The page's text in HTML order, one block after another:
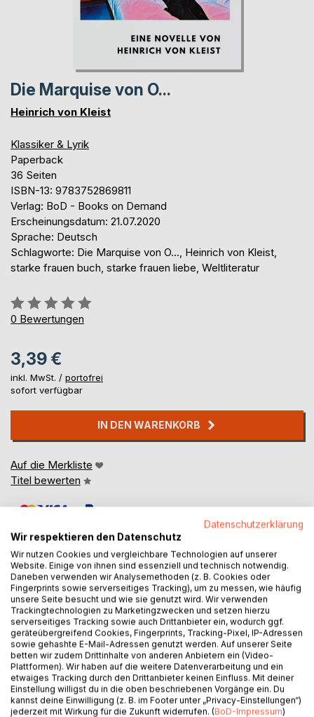
Die Marquise von O...
Heinrich von Kleist
Klassiker & Lyrik
Paperback
36 Seiten
ISBN-13: 9783752869811
Verlag: BoD - Books on Demand
Erscheinungsdatum: 21.07.2020
Sprache: Deutsch
Schlagworte: Die Marquise von O..., Heinrich von Kleist,
starke frauen buch, starke frauen liebe, Weltliteratur
Bewertung::
0%
0 Bewertungen
3,39 €
inkl. MwSt. / portofrei
sofort verfügbar
IN DEN WARENKORB
Auf die Merkliste
Titel bewerten
BESCHREIBUNG
Die spannende Geschichte einer starken Frau. Weltliteratur.
AUTOR/IN
PRESSESTIMMEN
Datenschutzerklärung
Wir respektieren den Datenschutz
Wir nutzen Cookies und vergleichbare Technologien auf unserer
Website. Einige von ihnen sind essenziell und technisch notwendig.
Daneben verwenden wir Analysemethoden (z. B. Cookies oder
Fingerprints sowie serverseitiges Tracking), um zu messen, wie häufig
unsere Seite besucht und wie sie genutzt wird. Wir verwenden
Trackingtechnologien zu Marketingzwecken und setzen hierzu
serverseitiges Tracking sowie auch Drittanbieter ein, wodurch ggf.
geräteübergreifend Cookies, Fingerprints, Tracking-Pixel, IP-Adressen
sowie gehashte E-Mail-Adressen genutzt werden. Auf unserer Seite
betten wir zudem Drittinhalte von anderen Anbietern ein (Video-
Plattformen). Wir haben auf die weitere Datenverarbeitung und ein
etwaiges Tracking durch den Drittanbieter keinen Einfluss. Mit deiner
Einstellung willigst du in die oben beschriebenen Vorgänge ein. Du
kannst deine Einwilligung (z. B. im Footer unter „Privacy-Einstellungen“)
jederzeit mit Wirkung für die Zukunft widerrufen. (BoD-Impressum)